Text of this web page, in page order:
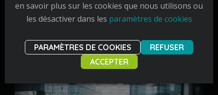
Nos réalisations
en savoir plus sur les cookies que nous utilisons ou
les désactiver dans les paramètres de cookies
PARAMÈTRES DE COOKIES
REFUSER
ACCEPTER